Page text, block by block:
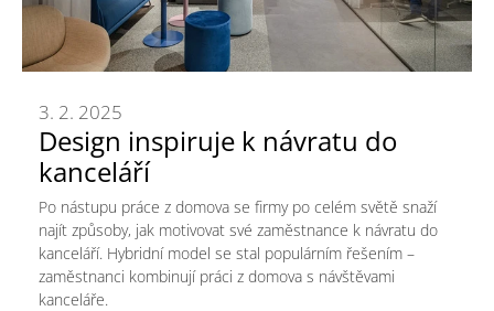
Design inspiruje k návratu do
kanceláří
3. 2. 2025
Po nástupu práce z domova se firmy po celém světě snaží
najít způsoby, jak motivovat své zaměstnance k návratu do
kanceláří. Hybridní model se stal populárním řešením –
zaměstnanci kombinují práci z domova s návštěvami
kanceláře.